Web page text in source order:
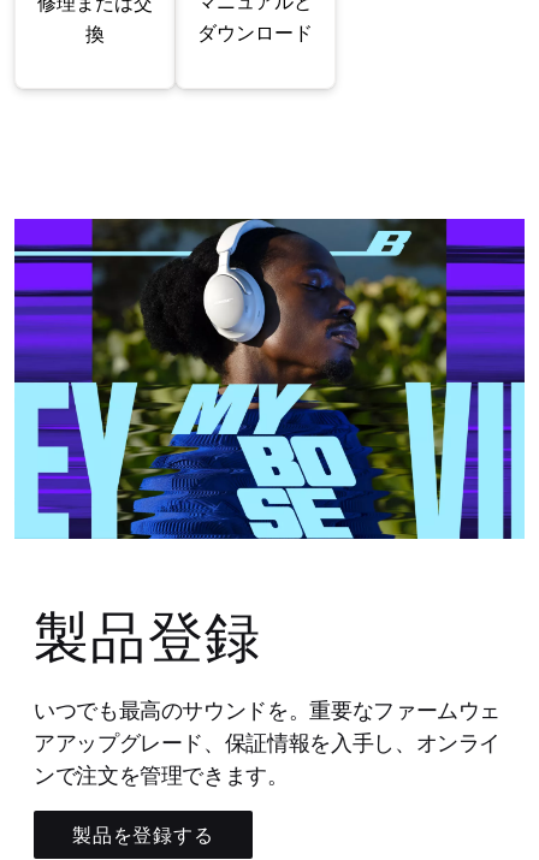
換
ダウンロード
製品登録
いつでも最高のサウンドを。重要なファームウェ
アアップグレード、保証情報を入手し、オンライ
ンで注文を管理できます。
製品を登録する